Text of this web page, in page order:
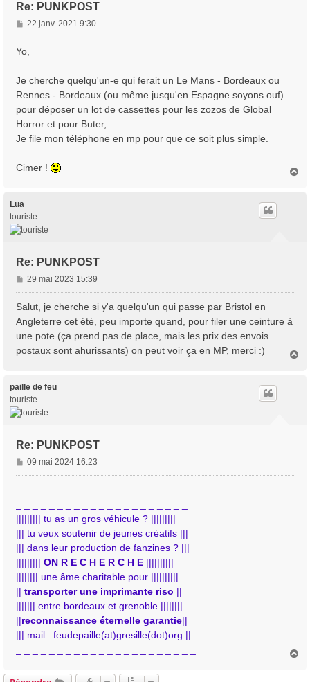
Re: PUNKPOST
M
e
s
g
e
22 janv. 2021 9:30
Yo,
Je cherche quelqu'un-e qui ferait un Le Mans - Bordeaux ou
Rennes - Bordeaux (ou même jusqu'en Espagne soyons ouf)
pour déposer un lot de cassettes pour les zozos de Global
Horror et pour Buter,
Je file mon téléphone en mp pour que ce soit plus simple.
Cimer !
Lua
touriste
Re: PUNKPOST
M
e
s
a
g
e
29 mai 2023 15:39
Salut, je cherche si y'a quelqu'un qui passe par Bristol en
Angleterre cet été, peu importe quand, pour filer une ceinture à
une pote (ça prend pas de place, mais les prix des envois
postaux sont ahurissants) on peut voir ça en MP, merci :)
paille de feu
touriste
Re: PUNKPOST
M
e
a
g
e
09 mai 2024 16:23
||||||||| tu as un gros véhicule ? |||||||||
||| tu veux soutenir de jeunes créatifs |||
||| dans leur production de fanzines ? |||
||||||||| ON R E C H E R C H E ||||||||||
|||||||| une âme charitable pour ||||||||||
|| transporter une imprimante riso ||
||||||| entre bordeaux et grenoble ||||||||
||reconnaissance éternelle garantie||
||| mail : feudepaille(at)gresille(dot)org ||